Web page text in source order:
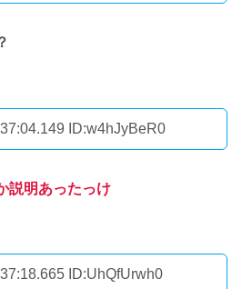
ID:w4hJyBeR0
説明あったっけ
ID:UhQfUrwh0